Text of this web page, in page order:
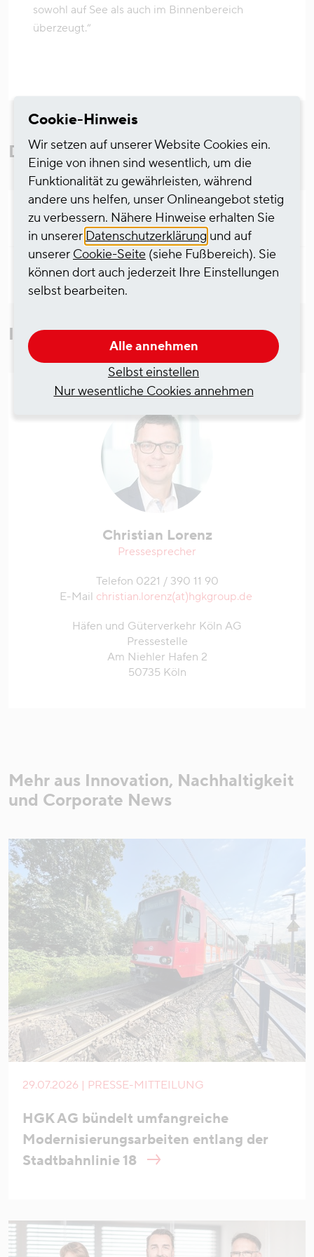
sowohl auf See als auch im Binnenbereich
überzeugt.“
Downloads
Pressemitteilung PDF (deutsch)
Press release PDF (english)
Ihr Ansprechpartner
Christian Lorenz
Pressesprecher
Telefon 0221 / 390 11 90
E-Mail christian.lorenz(at)hgkgroup.de
Häfen und Güterverkehr Köln AG
Pressestelle
Am Niehler Hafen 2
50735 Köln
Mehr aus Innovation, Nachhaltigkeit
und Corporate News
29.07.2026 | PRESSE-MITTEILUNG
HGK AG bündelt umfangreiche
Modernisierungsarbeiten entlang der
Stadtbahnlinie 18
Cookie-Hinweis
Wir setzen auf unserer Website Cookies ein.
Einige von ihnen sind wesentlich, um die
Funktionalität zu gewährleisten, während
andere uns helfen, unser Onlineangebot stetig
zu verbessern. Nähere Hinweise erhalten Sie
in unserer Datenschutzerklärung und auf
unserer Cookie-Seite (siehe Fußbereich). Sie
können dort auch jederzeit Ihre Einstellungen
selbst bearbeiten.
Alle annehmen
Selbst einstellen
Nur wesentliche Cookies annehmen